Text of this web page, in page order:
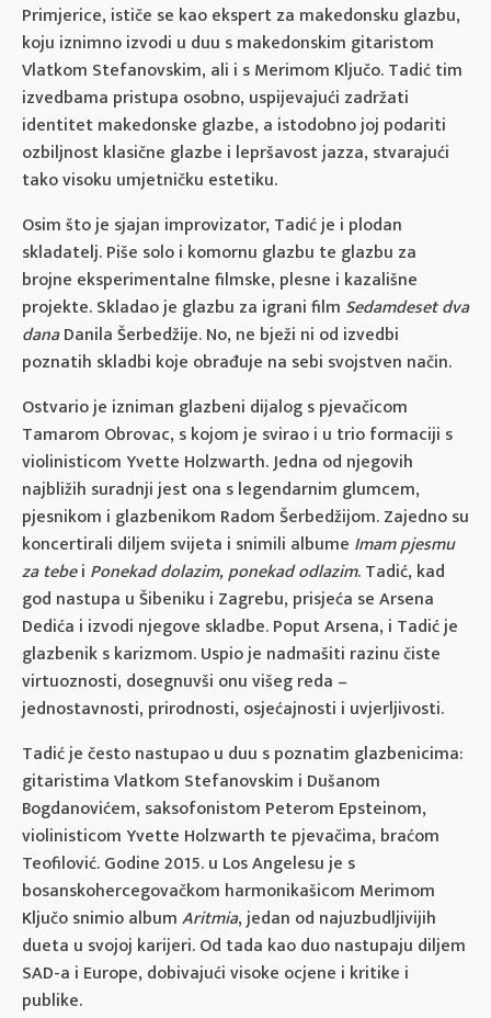
Primjerice, ističe se kao ekspert za makedonsku glazbu,
koju iznimno izvodi u duu s makedonskim gitaristom
Vlatkom Stefanovskim, ali i s Merimom Ključo. Tadić tim
izvedbama pristupa osobno, uspijevajući zadržati
identitet makedonske glazbe, a istodobno joj podariti
ozbiljnost klasične glazbe i lepršavost jazza, stvarajući
tako visoku umjetničku estetiku.
Osim što je sjajan improvizator, Tadić je i plodan
skladatelj. Piše solo i komornu glazbu te glazbu za
brojne eksperimentalne filmske, plesne i kazališne
projekte. Skladao je glazbu za igrani film Sedamdeset dva
danaDanila Šerbedžije. No, ne bježi ni od izvedbi
poznatih skladbi koje obrađuje na sebi svojstven način.
Ostvario je izniman glazbeni dijalog s pjevačicom
Tamarom Obrovac, s kojom je svirao i u trio formaciji s
violinisticom Yvette Holzwarth. Jedna od njegovih
najbližih suradnji jest ona s legendarnim glumcem,
pjesnikom i glazbenikom Radom Šerbedžijom. Zajedno su
koncertirali diljem svijeta i snimili albume Imam pjesmu
za tebei Ponekad dolazim, ponekad odlazim. Tadić, kad
god nastupa u Šibeniku i Zagrebu, prisjeća se Arsena
Dedića i izvodi njegove skladbe. Poput Arsena, i Tadić je
glazbenik s karizmom. Uspio je nadmašiti razinu čiste
virtuoznosti, dosegnuvši onu višeg reda –
jednostavnosti, prirodnosti, osjećajnosti i uvjerljivosti.
Tadić je često nastupao u duu s poznatim glazbenicima:
gitaristima Vlatkom Stefanovskim i Dušanom
Bogdanovićem, saksofonistom Peterom Epsteinom,
violinisticom Yvette Holzwarth te pjevačima, braćom
Teofilović. Godine 2015. u Los Angelesu je s
bosanskohercegovačkom harmonikašicom Merimom
Ključo snimio albumAritmia, jedan od najuzbudljivijih
dueta u svojoj karijeri. Od tada kao duo nastupaju diljem
SAD-a i Europe, dobivajući visoke ocjene i kritike i
publike.